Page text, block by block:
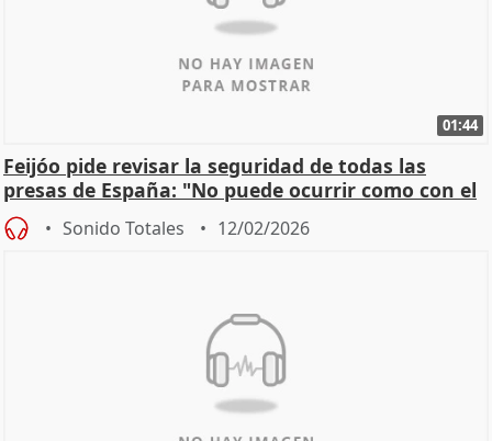
01:44
Feijóo pide revisar la seguridad de todas las
presas de España: "No puede ocurrir como con el
apagón
Sonido Totales 12/02/2026